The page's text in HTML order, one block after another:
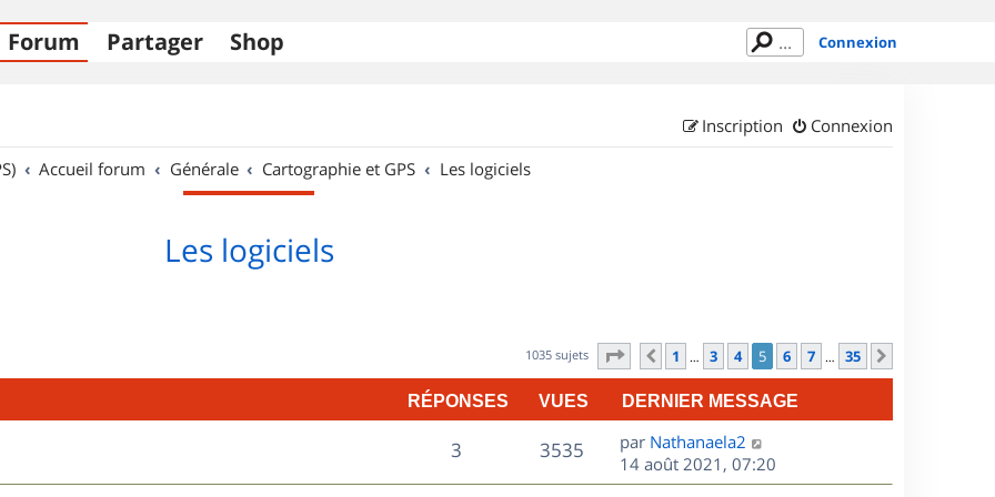
Forum Partager Shop Connexion
Connexion
Inscription
Accueil forum Générale Cartographie et GPS Les logiciels
Les logiciels
1035 sujets Page sur 35
Précédent
1 … 3 4 5 6 7 … 35
RÉPONSES VUES DERNIER MESSAGE
3R
é
3535V
u
D
e
r
par Nathanaela2
14 août 2021, 07:20